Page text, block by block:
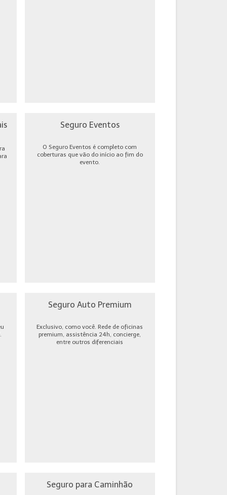
Seguro Eventos
O Seguro Eventos é completo com
coberturas que vão do início ao fim do
evento.
Seguro Auto Premium
Exclusivo, como você. Rede de oficinas
premium, assistência 24h, concierge,
entre outros diferenciais
Seguro para Caminhão